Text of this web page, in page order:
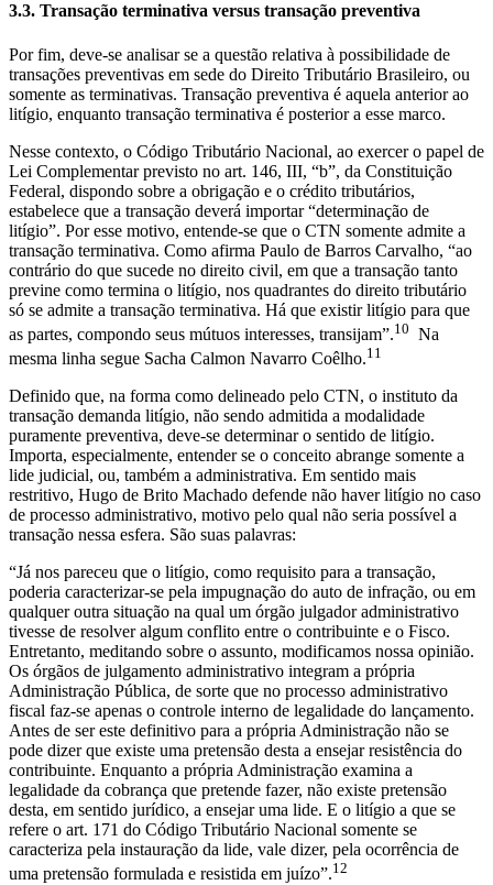
3.3. Transação terminativa versus transação preventiva
Por fim, deve-se analisar se a questão relativa à possibilidade de
transações preventivas em sede do Direito Tributário Brasileiro, ou
somente as terminativas. Transação preventiva é aquela anterior ao
litígio, enquanto transação terminativa é posterior a esse marco.
Nesse contexto, o Código Tributário Nacional, ao exercer o papel de
Lei Complementar previsto no art. 146, III, “b”, da Constituição
Federal, dispondo sobre a obrigação e o crédito tributários,
estabelece que a transação deverá importar “determinação de
litígio”. Por esse motivo, entende-se que o CTN somente admite a
transação terminativa. Como afirma Paulo de Barros Carvalho, “ao
contrário do que sucede no direito civil, em que a transação tanto
previne como termina o litígio, nos quadrantes do direito tributário
só se admite a transação terminativa. Há que existir litígio para que
as partes, compondo seus mútuos interesses, transijam”.10 Na
mesma linha segue Sacha Calmon Navarro Coêlho.11
Definido que, na forma como delineado pelo CTN, o instituto da
transação demanda litígio, não sendo admitida a modalidade
puramente preventiva, deve-se determinar o sentido de litígio.
Importa, especialmente, entender se o conceito abrange somente a
lide judicial, ou, também a administrativa. Em sentido mais
restritivo, Hugo de Brito Machado defende não haver litígio no caso
de processo administrativo, motivo pelo qual não seria possível a
transação nessa esfera. São suas palavras:
“Já nos pareceu que o litígio, como requisito para a transação,
poderia caracterizar-se pela impugnação do auto de infração, ou em
qualquer outra situação na qual um órgão julgador administrativo
tivesse de resolver algum conflito entre o contribuinte e o Fisco.
Entretanto, meditando sobre o assunto, modificamos nossa opinião.
Os órgãos de julgamento administrativo integram a própria
Administração Pública, de sorte que no processo administrativo
fiscal faz-se apenas o controle interno de legalidade do lançamento.
Antes de ser este definitivo para a própria Administração não se
pode dizer que existe uma pretensão desta a ensejar resistência do
contribuinte. Enquanto a própria Administração examina a
legalidade da cobrança que pretende fazer, não existe pretensão
desta, em sentido jurídico, a ensejar uma lide. E o litígio a que se
refere o art. 171 do Código Tributário Nacional somente se
caracteriza pela instauração da lide, vale dizer, pela ocorrência de
uma pretensão formulada e resistida em juízo”.12